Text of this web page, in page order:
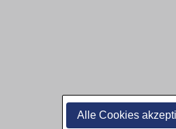
Alle Cookies